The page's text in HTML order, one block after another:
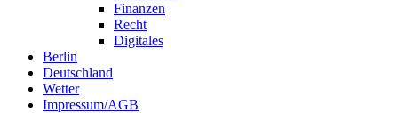
Finanzen
Recht
Digitales
Berlin
Deutschland
Wetter
Impressum/AGB